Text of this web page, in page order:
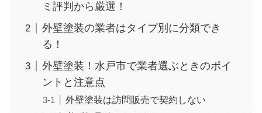
ミ評判から厳選！
外壁塗装の業者はタイプ別に分類でき
る！
外壁塗装！水戸市で業者選ぶときのポイ
ントと注意点
外壁塗装は訪問販売で契約しない